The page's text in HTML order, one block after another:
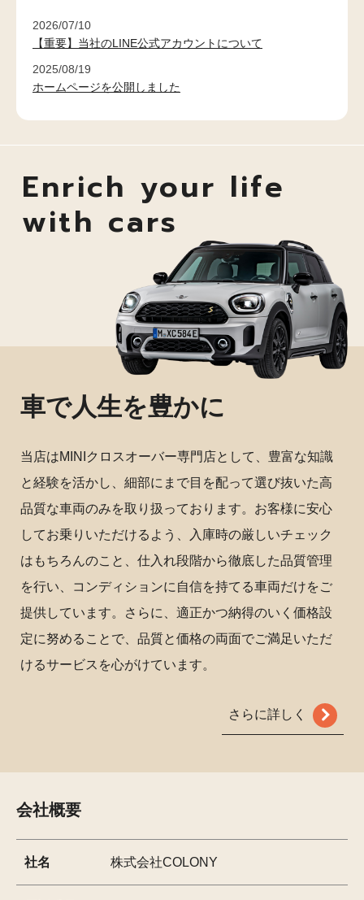
2026/07/10
【重要】当社のLINE公式アカウントについて
2025/08/19
ホームページを公開しました
Enrich your life
with cars
車で人生を豊かに
当店はMINIクロスオーバー専門店として、豊富な知識
と経験を活かし、細部にまで目を配って選び抜いた高
品質な車両のみを取り扱っております。お客様に安心
してお乗りいただけるよう、入庫時の厳しいチェック
はもちろんのこと、仕入れ段階から徹底した品質管理
を行い、コンディションに自信を持てる車両だけをご
提供しています。さらに、適正かつ納得のいく価格設
定に努めることで、品質と価格の両面でご満足いただ
けるサービスを心がけています。
さらに詳しく
会社概要
社名 株式会社COLONY